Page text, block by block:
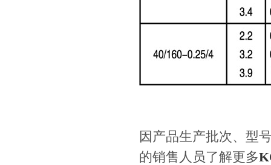
因产品生产批次、型
的销售人员了解更多